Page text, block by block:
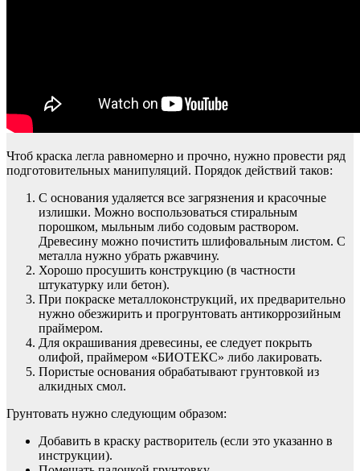
Чтоб краска легла равномерно и прочно, нужно провести ряд
подготовительных манипуляций. Порядок действий таков:
С основания удаляется все загрязнения и красочные
излишки. Можно воспользоваться стиральным
порошком, мыльным либо содовым раствором.
Древесину можно почистить шлифовальным листом. С
металла нужно убрать ржавчину.
Хорошо просушить конструкцию (в частности
штукатурку или бетон).
При покраске металлоконструкций, их предварительно
нужно обезжирить и прогрунтовать антикоррозийным
праймером.
Для окрашивания древесины, ее следует покрыть
олифой, праймером «БИОТЕКС» либо лакировать.
Пористые основания обрабатывают грунтовкой из
алкидных смол.
Грунтовать нужно следующим образом:
Добавить в краску растворитель (если это указанно в
инструкции).